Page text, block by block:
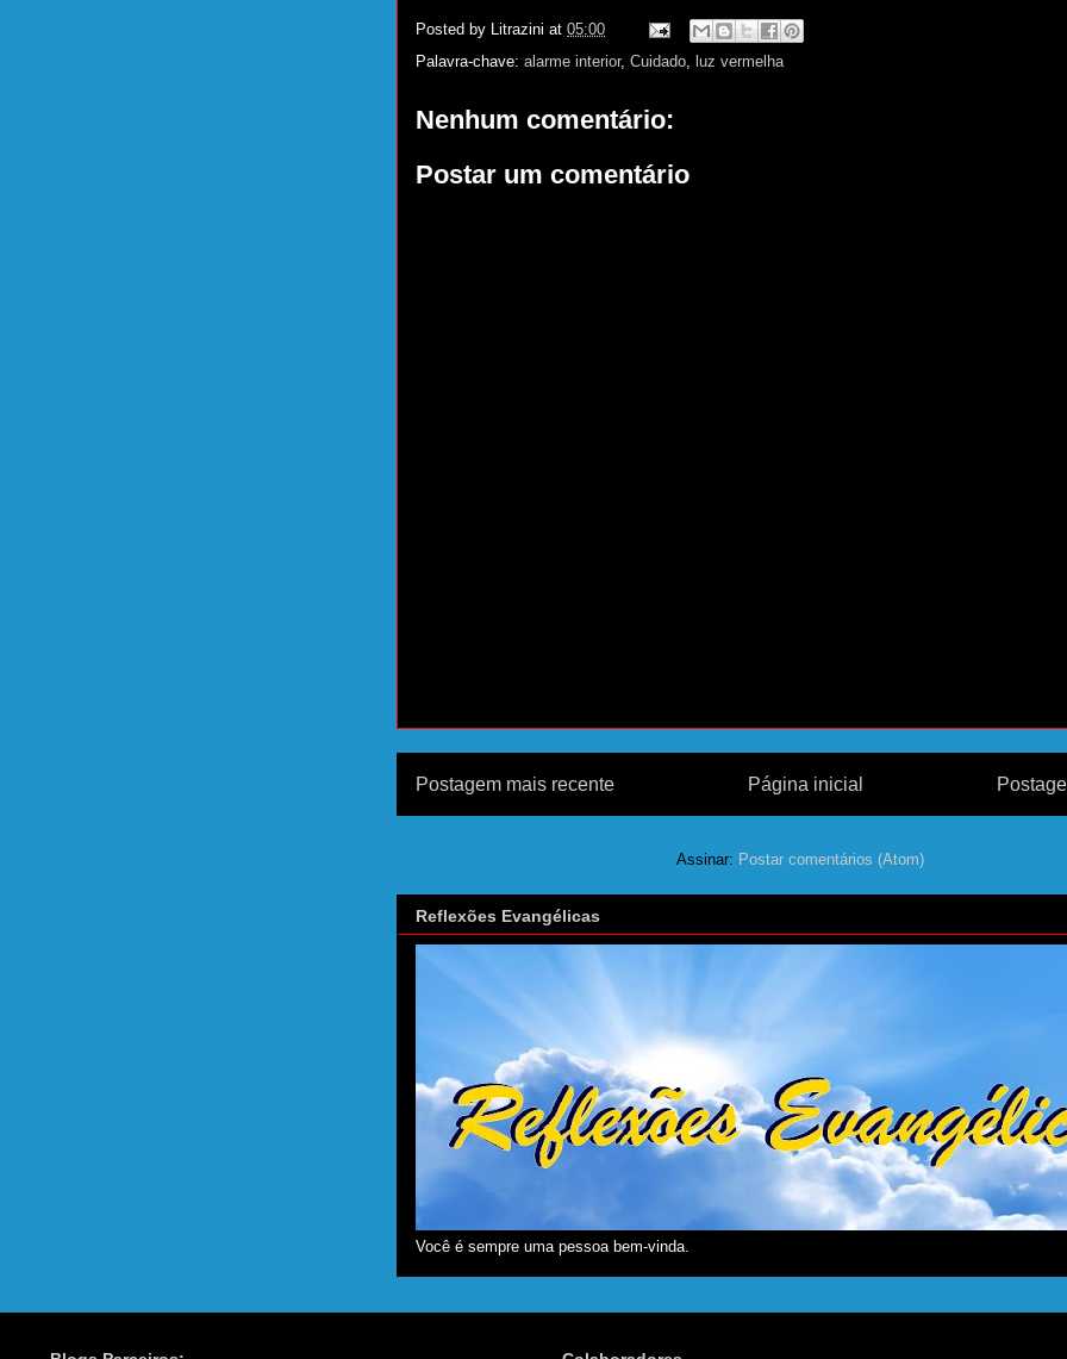
Posted by Litrazini at 05:00
Palavra-chave: alarme interior, Cuidado, luz vermelha
Nenhum comentário:
Postar um comentário
Postagem mais recente Página inicial
Assinar: Postar comentários (Atom)
Reflexões Evangélicas
Você é sempre uma pessoa bem-vinda.